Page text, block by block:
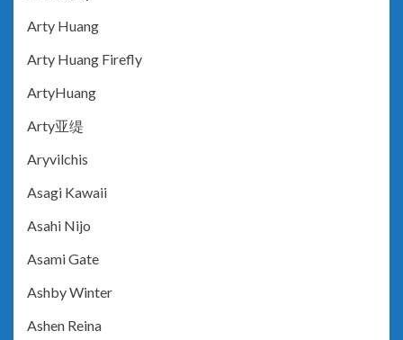
Arty Huang
Arty Huang Firefly
ArtyHuang
Arty亚缇
Aryvilchis
Asagi Kawaii
Asahi Nijo
Asami Gate
Ashby Winter
Ashen Reina